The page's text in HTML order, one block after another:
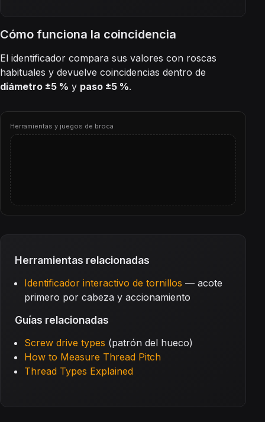
Cómo funciona la coincidencia
El identificador compara sus valores con roscas
habituales y devuelve coincidencias dentro de
diámetro ±5 % y paso ±5 %.
Herramientas y juegos de broca
Herramientas relacionadas
Identificador interactivo de tornillos — acote
primero por cabeza y accionamiento
Guías relacionadas
Screw drive types (patrón del hueco)
How to Measure Thread Pitch
Thread Types Explained